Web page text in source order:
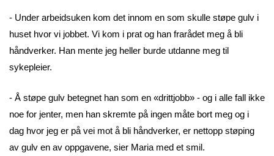
- Under arbeidsuken kom det innom en som skulle støpe gulv i
huset hvor vi jobbet. Vi kom i prat og han frarådet meg å bli
håndverker. Han mente jeg heller burde utdanne meg til
sykepleier.
- Å støpe gulv betegnet han som en «drittjobb» - og i alle fall ikke
noe for jenter, men han skremte på ingen måte bort meg og i
dag hvor jeg er på vei mot å bli håndverker, er nettopp støping
av gulv en av oppgavene, sier Maria med et smil.